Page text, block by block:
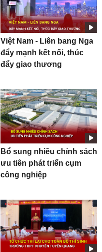
Việt Nam - Liên bang Nga
đẩy mạnh kết nối, thúc
đẩy giao thương
Bổ sung nhiều chính sách
ưu tiên phát triển cụm
công nghiệp